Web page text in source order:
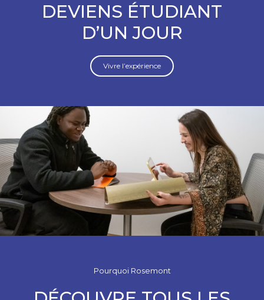
DEVIENS ÉTUDIANT
D’UN JOUR
Vivre l’expérience
Pourquoi Rosemont